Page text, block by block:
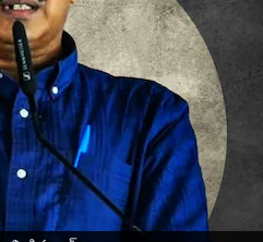
ఆర్డినెన్స్‌కు వ్యతిరేకంగా
కేజ్రీవాల్పేర్కొన్నట్లు
లేని పక్షంలో
గత నెలలో కేంద్రంలోని